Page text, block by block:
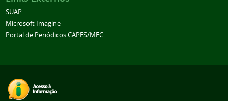
SUAP
Microsoft Imagine
Portal de Periódicos CAPES/MEC